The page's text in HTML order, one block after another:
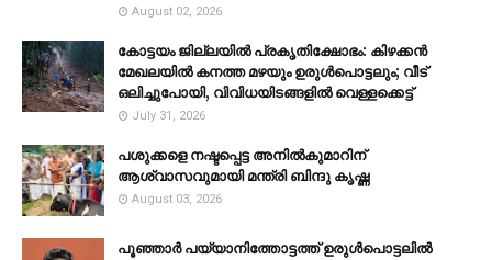
August 02, 2026
കോട്ടയം ജില്ലയില്‍ പ്രകൃതിക്ഷോഭം: കിഴക്കന്‍
മേഖലയില്‍ കനത്ത മഴയും ഉരുള്‍പൊട്ടലും; വീട്
ഒലിച്ചുപോയി, വിവിധയിടങ്ങളില്‍ വെള്ളക്കെട്ട്
July 31, 2026
പശുക്കളെ നഷ്ടപ്പെട്ട അനിൽകുമാറിന്
ആശ്വാസവുമായി മന്ത്രി ബിന്ദു കൃഷ്ണ
August 03, 2026
പൂഞ്ഞാര്‍ പയ്യാനിത്തോട്ടത്ത് ഉരുള്‍പൊട്ടലില്‍